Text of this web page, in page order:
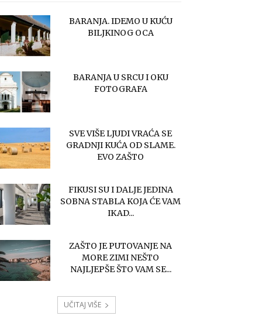
BARANJA. IDEMO U KUĆU
BILJKINOG OCA
BARANJA U SRCU I OKU
FOTOGRAFA
SVE VIŠE LJUDI VRAĆA SE
GRADNJI KUĆA OD SLAME.
EVO ZAŠTO
FIKUSI SU I DALJE JEDINA
SOBNA STABLA KOJA ĆE VAM
IKAD...
ZAŠTO JE PUTOVANJE NA
MORE ZIMI NEŠTO
NAJLJEPŠE ŠTO VAM SE...
UČITAJ VIŠE